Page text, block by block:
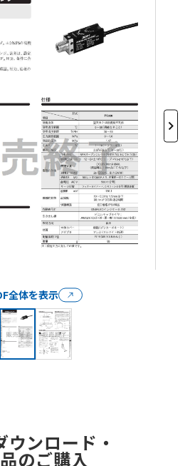
全体を表示
ウンロード・
のご購入